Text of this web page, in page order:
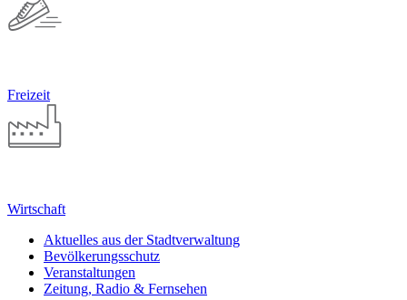
Freizeit
Wirtschaft
Aktuelles aus der Stadtverwaltung
Bevölkerungsschutz
Veranstaltungen
Zeitung, Radio & Fernsehen